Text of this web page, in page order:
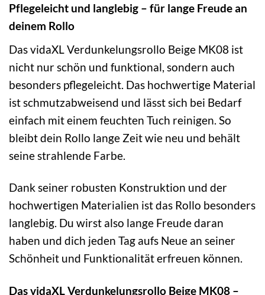
Pflegeleicht und langlebig – für lange Freude an
deinem Rollo
Das vidaXL Verdunkelungsrollo Beige MK08 ist
nicht nur schön und funktional, sondern auch
besonders pflegeleicht. Das hochwertige Material
ist schmutzabweisend und lässt sich bei Bedarf
einfach mit einem feuchten Tuch reinigen. So
bleibt dein Rollo lange Zeit wie neu und behält
seine strahlende Farbe.
Dank seiner robusten Konstruktion und der
hochwertigen Materialien ist das Rollo besonders
langlebig. Du wirst also lange Freude daran
haben und dich jeden Tag aufs Neue an seiner
Schönheit und Funktionalität erfreuen können.
Das vidaXL Verdunkelungsrollo Beige MK08 –